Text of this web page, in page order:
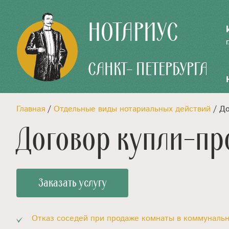
НОТАРИУС
САНКТ- ПЕТЕРБУРГА
Главная / Отдельные виды нотариальных действий /
Договор купли-
Заказать услугу
Отказ соседей при продаже комнаты в